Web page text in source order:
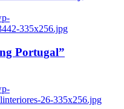
335x256.jpg
Portugal”
26-335x256.jpg